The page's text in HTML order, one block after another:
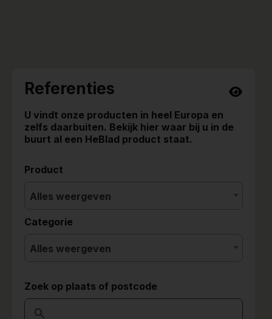
Referenties
U vindt onze producten in heel Europa en
zelfs daarbuiten. Bekijk hier waar bij u in de
buurt al een HeBlad product staat.
Product
Alles weergeven
Categorie
Alles weergeven
Zoek op plaats of postcode